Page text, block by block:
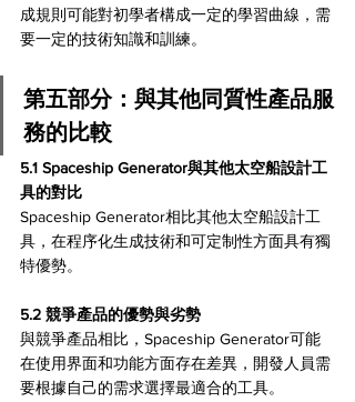
成規則可能對初學者構成一定的學習曲線，需
要一定的技術知識和訓練。
第五部分：與其他同質性產品服
務的比較
5.1 Spaceship Generator與其他太空船設計工
具的對比
Spaceship Generator相比其他太空船設計工
具，在程序化生成技術和可定制性方面具有獨
特優勢。
5.2 競爭產品的優勢與劣勢
與競爭產品相比，Spaceship Generator可能
在使用界面和功能方面存在差異，開發人員需
要根據自己的需求選擇最適合的工具。